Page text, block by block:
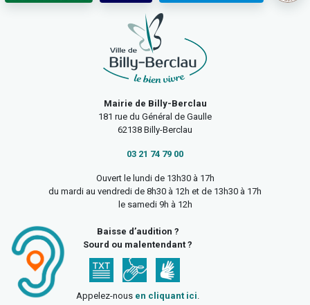
Mairie de Billy-Berclau
181 rue du Général de Gaulle
62138 Billy-Berclau
03 21 74 79 00
Ouvert le lundi de 13h30 à 17h
du mardi au vendredi de 8h30 à 12h et de 13h30 à 17h
le samedi 9h à 12h
Baisse d’audition ?
Sourd ou malentendant ?
Appelez-nous en cliquant ici